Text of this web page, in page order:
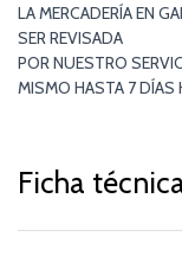
LA MERCADERÍA EN
SER REVISADA
POR NUESTRO
MISMO HASTA 7 DÍAS
Ficha